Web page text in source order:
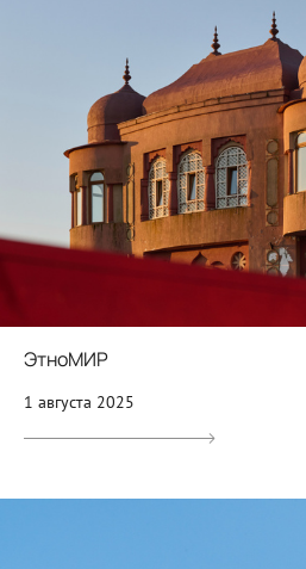
ЭтноМИР
1 августа 2025